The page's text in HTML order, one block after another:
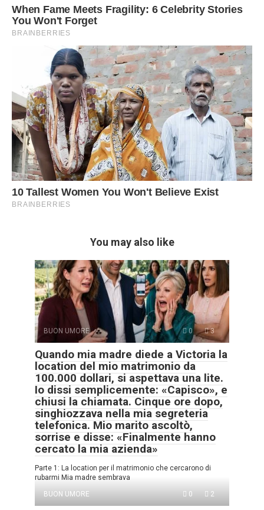
You may also like
BUON UMORE 0 3
Quando mia madre diede a Victoria la
location del mio matrimonio da
100.000 dollari, si aspettava una lite.
Io dissi semplicemente: «Capisco», e
chiusi la chiamata. Cinque ore dopo,
singhiozzava nella mia segreteria
telefonica. Mio marito ascoltò,
sorrise e disse: «Finalmente hanno
cercato la mia azienda»
Parte 1: La location per il matrimonio che cercarono di
rubarmi Mia madre sembrava
BUON UMORE
0 2